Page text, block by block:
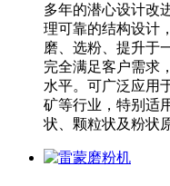
多年的潜心设计改
理可靠的结构设计
磨、选粉、提升于
完全满足客户需求
水平。可广泛应用
矿等行业，特别适
状、颗粒状及粉状